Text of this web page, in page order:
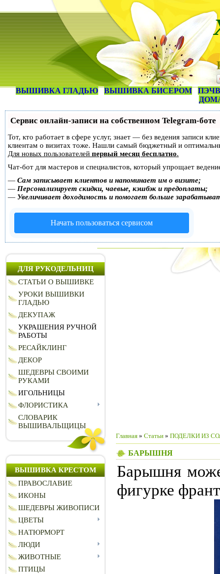
ВЫШИВКА ГЛАДЬЮ ВЫШИВКА БИСЕРОМ
Сервис онлайн-записи на собственном Telegram-боте
Тот, кто работает в сфере услуг, знает — без ведения записи
клиентам о визитах тоже. Нашли самый бюджетный и
Для новых пользователей первый месяц бесплатно.
Чат-бот для мастеров и специалистов, который упрощает
— Сам записывает клиентов и напоминает им о визите;
— Персонализирует скидки, чаевые, кэшбэк и предоплаты;
— Увеличивает доходимость и помогает больше
Начать пользоваться сервисом
ДЛЯ РУКОДЕЛЬНИЦ
СТАТЬИ О ВЫШИВКЕ
УРОКИ ВЫШИВКИ
ГЛАДЬЮ
ДЕКУПАЖ
УКРАШЕНИЯ РУЧНОЙ
РАБОТЫ
РЕСАЙКЛИНГ
ДЕКОР
ШЕДЕВРЫ СВОИМИ
РУКАМИ
ИГОЛЬНИЦЫ
ФЛОРИСТИКА
СЛОВАРИК
ВЫШИВАЛЬЩИЦЫ
ВЫШИВКА КРЕСТОМ
ПРАВОСЛАВИЕ
ИКОНЫ
ШЕДЕВРЫ ЖИВОПИСИ
ЦВЕТЫ
НАТЮРМОРТ
ЛЮДИ
ЖИВОТНЫЕ
ПТИЦЫ
Главная » Статьи » ПОДЕЛКИ ИЗ
БАРЫШНЯ
Барышня
фигурке